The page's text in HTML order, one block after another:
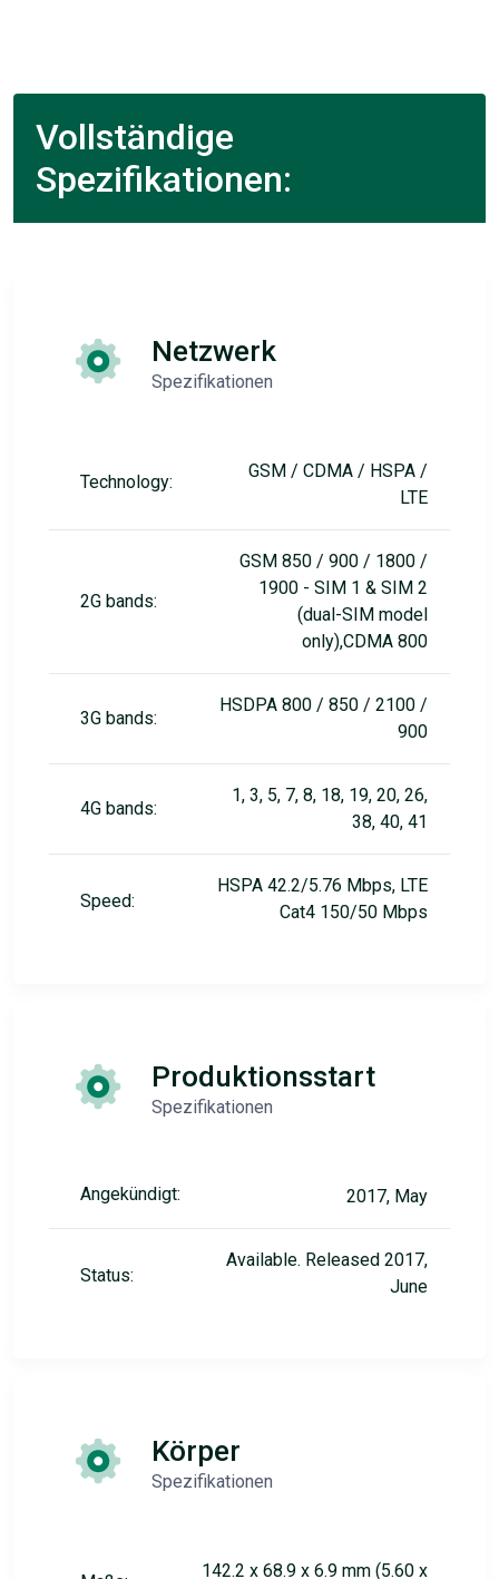
Vollständige
Spezifikationen:
Netzwerk
Spezifikationen
Technology:
GSM / CDMA / HSPA /
LTE
2G bands:
GSM 850 / 900 / 1800 /
1900 - SIM 1 & SIM 2
(dual-SIM model
only),CDMA 800
3G bands:
HSDPA 800 / 850 / 2100 /
900
4G bands:
1, 3, 5, 7, 8, 18, 19, 20, 26,
38, 40, 41
Speed:
HSPA 42.2/5.76 Mbps, LTE
Cat4 150/50 Mbps
Produktionsstart
Spezifikationen
Angekündigt: 2017, May
Status:
Available. Released 2017,
June
Körper
Spezifikationen
142.2 x 68.9 x 6.9 mm (5.60 x